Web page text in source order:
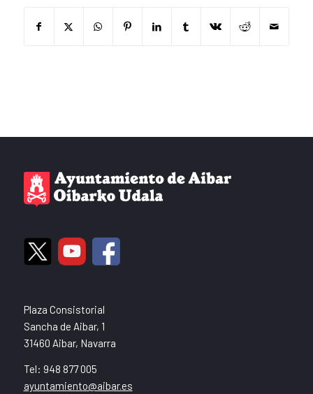
Plaza Consistorial
Sancha de Aibar, 1
31460 Aibar, Navarra
Tel: 948 877 005
ayuntamiento@aibar.es